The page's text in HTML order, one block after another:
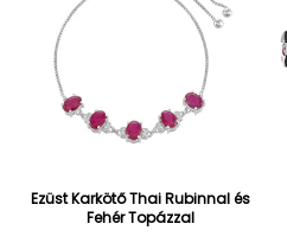
Ezüst Karkötő Thai Rubinnal és
Fehér Topázzal